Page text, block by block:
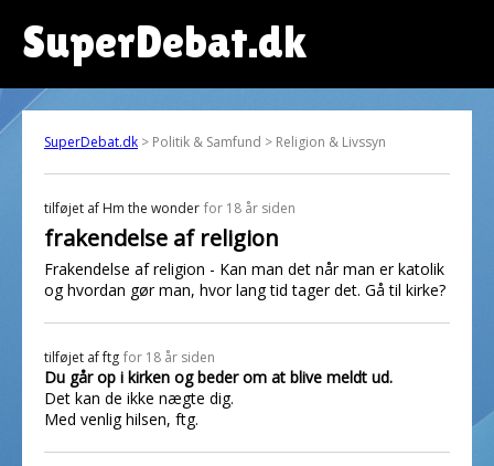
SuperDebat.dk
SuperDebat.dk > Politik & Samfund > Religion & Livssyn
tilføjet af Hm the wonder for 18 år siden
frakendelse af religion
Frakendelse af religion - Kan man det når man er katolik
og hvordan gør man, hvor lang tid tager det. Gå til kirke?
tilføjet afftg for 18 år siden
Du går op i kirken og beder om at blive meldt ud.
Det kan de ikke nægte dig.
Med venlig hilsen, ftg.